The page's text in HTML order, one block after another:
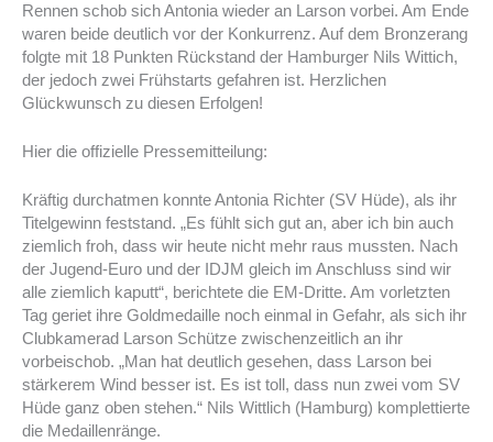
Rennen schob sich Antonia wieder an Larson vorbei. Am Ende
waren beide deutlich vor der Konkurrenz. Auf dem Bronzerang
folgte mit 18 Punkten Rückstand der Hamburger Nils Wittich,
der jedoch zwei Frühstarts gefahren ist. Herzlichen
Glückwunsch zu diesen Erfolgen!
Hier die offizielle Pressemitteilung:
Kräftig durchatmen konnte Antonia Richter (SV Hüde), als ihr
Titelgewinn feststand. „Es fühlt sich gut an, aber ich bin auch
ziemlich froh, dass wir heute nicht mehr raus mussten. Nach
der Jugend-Euro und der IDJM gleich im Anschluss sind wir
alle ziemlich kaputt“, berichtete die EM-Dritte. Am vorletzten
Tag geriet ihre Goldmedaille noch einmal in Gefahr, als sich ihr
Clubkamerad Larson Schütze zwischenzeitlich an ihr
vorbeischob. „Man hat deutlich gesehen, dass Larson bei
stärkerem Wind besser ist. Es ist toll, dass nun zwei vom SV
Hüde ganz oben stehen.“ Nils Wittlich (Hamburg) komplettierte
die Medaillenränge.